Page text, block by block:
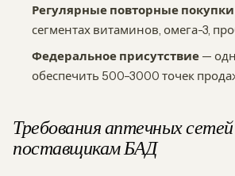
Регулярные повторные покупки
сегментах витаминов, омега-3,
Федеральное присутствие —
обеспечить 500–3000 точек
Требования аптечных
поставщикам БАД